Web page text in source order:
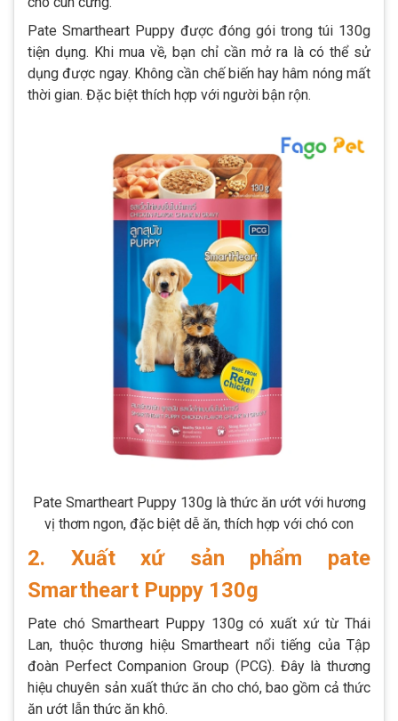
Pate Smartheart Puppy được đóng gói trong túi 130g
tiện dụng. Khi mua về, bạn chỉ cần mở ra là có thể sử
dụng được ngay. Không cần chế biến hay hâm nóng mất
thời gian. Đặc biệt thích hợp với người bận rộn.
Pate Smartheart Puppy 130g là thức ăn ướt với hương
vị thơm ngon, đặc biệt dễ ăn, thích hợp với chó con
2. Xuất xứ sản phẩm pate
Smartheart Puppy 130g
Pate chó Smartheart Puppy 130g có xuất xứ từ Thái
Lan, thuộc thương hiệu Smartheart nổi tiếng của Tập
đoàn Perfect Companion Group (PCG). Đây là thương
hiệu chuyên sản xuất thức ăn cho chó, bao gồm cả thức
ăn ướt lẫn thức ăn khô.